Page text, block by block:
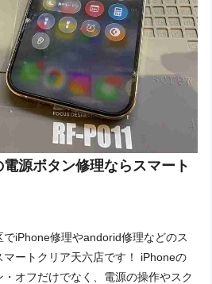
源ボタン修理ならスマート
iPhone修理やandorid修理などのス
ートクリア天六店です！ iPhoneの
オフだけでなく、電源の操作やスク